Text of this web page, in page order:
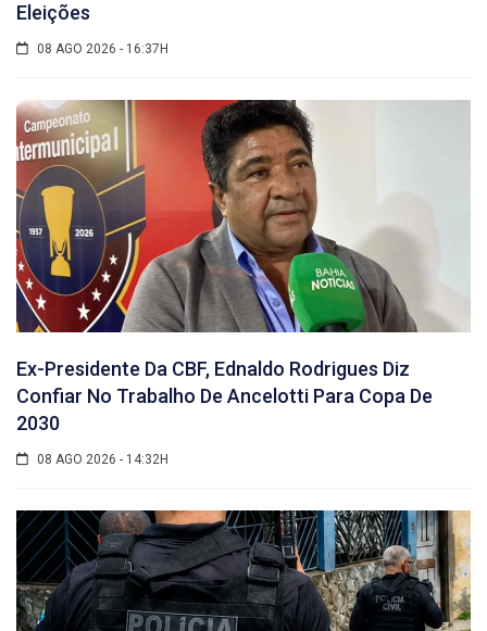
Eleições
08 AGO 2026 - 16:37H
Ex-Presidente Da CBF, Ednaldo Rodrigues Diz
Confiar No Trabalho De Ancelotti Para Copa De
2030
08 AGO 2026 - 14:32H